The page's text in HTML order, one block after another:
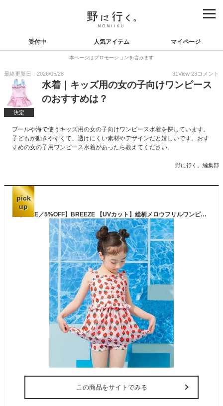
受付中 人気アイテム マイページ
本ページはプロモーションを含みます
最終更新日：2026/05/28 31View 23コメント
決定
水着｜キッズ用の女の子向けワンピース
のおすすめは？
プールや海で使うキッズ用の女の子向けワンピース水着を探しています。
子どもが動きやすくて、透けにくい素材やデザインだと嬉しいです。おす
すめの女の子用ワンピース水着があったら教えてください。
野に行く。編集部
pick
up
【SALE／5%OFF】BREEZE 【UVカット】総柄メロウフリルワンピース水着 エフオーオンラインストア 水着・スイムグッズ 水着 ピンク
この商品をサイトでみる